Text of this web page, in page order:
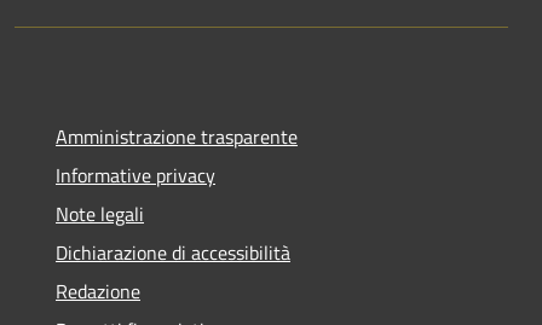
Amministrazione trasparente
Informative privacy
Note legali
Dichiarazione di accessibilità
Redazione